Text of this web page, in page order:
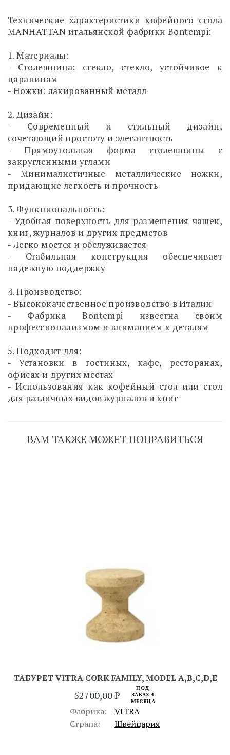
Технические характеристики кофейного стола
MANHATTAN итальянской фабрики Bontempi:
1. Материалы:
- Столешница: стекло, стекло, устойчивое к
царапинам
- Ножки: лакированный металл
2. Дизайн:
- Современный и стильный дизайн,
сочетающий простоту и элегантность
- Прямоугольная форма столешницы с
закругленными углами
- Минималистичные металлические ножки,
придающие легкость и прочность
3. Функциональность:
- Удобная поверхность для размещения чашек,
книг, журналов и других предметов
- Легко моется и обслуживается
- Стабильная конструкция обеспечивает
надежную поддержку
4. Производство:
- Высококачественное производство в Италии
- Фабрика Bontempi известна своим
профессионализмом и вниманием к деталям
5. Подходит для:
- Установки в гостиных, кафе, ресторанах,
офисах и других местах
- Использования как кофейный стол или стол
для различных видов журналов и книг
ВАМ ТАКЖЕ МОЖЕТ ПОНРАВИТЬСЯ
ТАБУРЕТ VITRA CORK FAMILY, MODEL A,B,C,D,E
52700,00₽
ПОД
ЗАКАЗ 4
МЕСЯЦА
Фабрика:
VITRA
Страна:
Швейцария